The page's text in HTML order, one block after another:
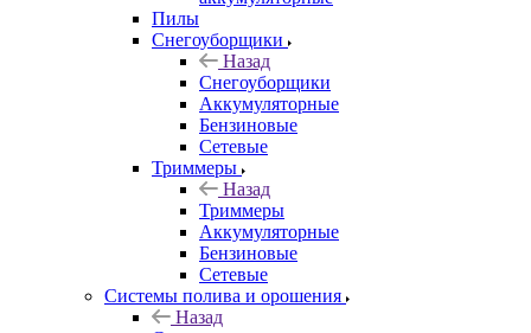
Пилы
Снегоуборщики
Назад
Снегоуборщики
Аккумуляторные
Бензиновые
Сетевые
Триммеры
Назад
Триммеры
Аккумуляторные
Бензиновые
Сетевые
Системы полива и орошения
Назад